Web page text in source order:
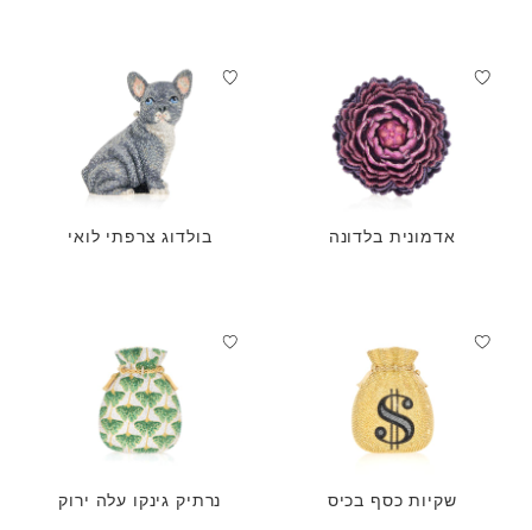
אדמונית בלדונה בולדוג צרפתי לואי
שקיות כסף בכיס נרתיק גינקו עלה ירוק